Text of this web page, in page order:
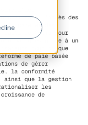
l'accès des
la paie et des
de Corma pour
grâce à un
pour chaque
de paie basée
de gérer
la conformité
ainsi que la gestion
les
de